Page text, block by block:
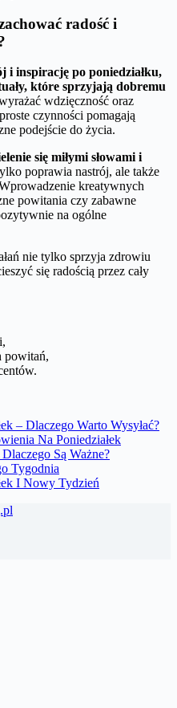
radość i
i inspirację po poniedziałku,
które sprzyjają dobremu
wdzięczność oraz
czynności pomagają
podejście do życia.
się miłymi słowami i
poprawia nastrój, ale także
kreatywnych
powitania czy zabawne
na ogólne
nie tylko sprzyja zdrowiu
się radością przez cały
powitań,
– Dlaczego Warto Wysyłać?
Na Poniedziałek
Są Ważne?
Tygodnia
I Nowy Tydzień